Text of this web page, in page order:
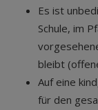
Es ist
Schule, im
bleibt
Auf eine
für den